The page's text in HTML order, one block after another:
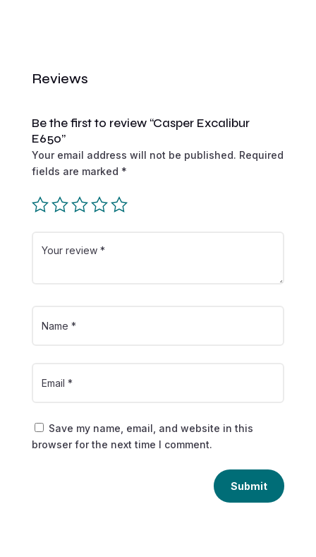
Reviews
Be the first to review “Casper Excalibur
E650”
Your email address will not be published. Required
fields are marked *
Save my name, email, and website in this
browser for the next time I comment.
Submit